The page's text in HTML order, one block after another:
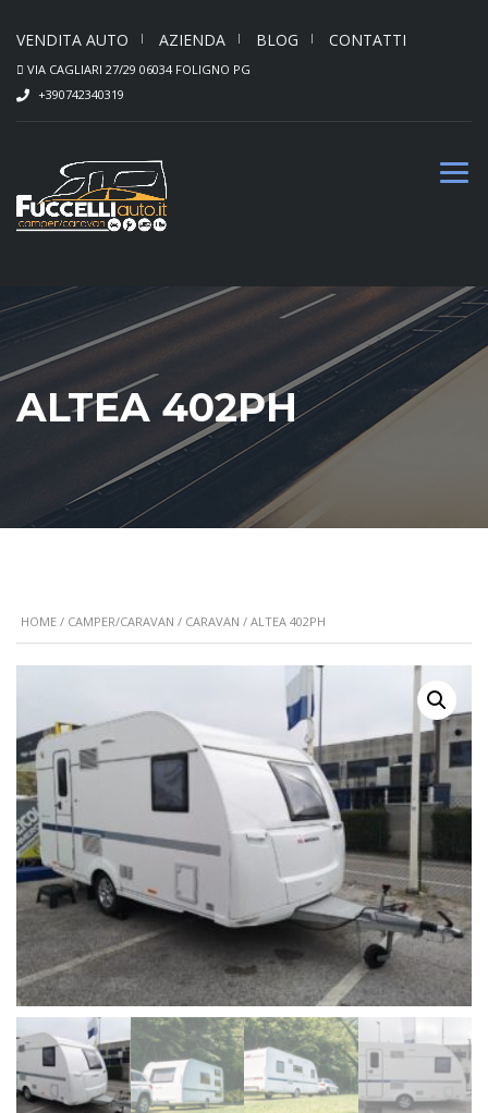
VENDITA AUTO AZIENDA BLOG CONTATTI
VIA CAGLIARI 27/29 06034 FOLIGNO PG
+390742340319
ALTEA 402PH
HOME / CAMPER/CARAVAN / CARAVAN / ALTEA 402PH